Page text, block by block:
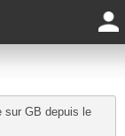
sur GB depuis le